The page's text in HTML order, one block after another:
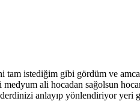
tam istediğim gibi gördüm ve
ali hocadan sağolsun
anlayıp yönlendiriyor yeri